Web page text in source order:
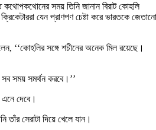
সময় তিনি জানান বিরাট কোহলি
যেন প্রাণপণ চেষ্টা করে ভারতকে
‘‘কোহলির সঙ্গে শচীনের অনেক মিল রয়েছে।
সময় সমর্থন করবে।’’
দেবে।
সেরাটা দিয়ে খেলে যান।